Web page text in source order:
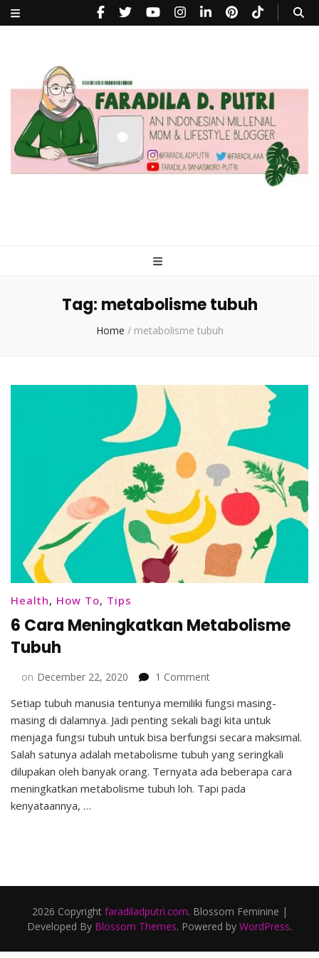
Tag: metabolisme tubuh
Home / metabolisme tubuh
Health, How To, Tips
6 Cara Meningkatkan Metabolisme
Tubuh
on December 22, 2020 1 Commenton
Cara
Meningkatkan
Metabolisme
Tubuh
Setiap tubuh manusia tentunya memiliki fungsi masing-
masing di dalamnya. Jadi penting sekali bagi kita untuk
menjaga fungsi tubuh untuk bisa berfungsi secara maksimal.
Salah satunya adalah metabolisme tubuh yang seringkali
dilupakan oleh banyak orang. Ternyata ada beberapa cara
meningkatkan metabolisme tubuh loh. Tapi pada
kenyataannya, …
2026 Copyright faradiladputri.com. Blossom Feminine |
Developed By Blossom Themes. Powered by WordPress.